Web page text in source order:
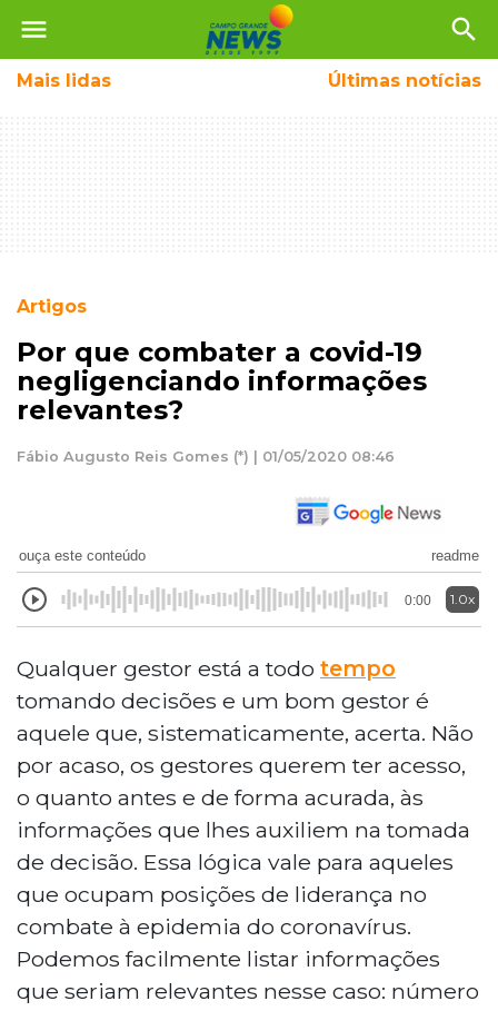
menu search
Mais lidas Últimas notícias
Artigos
Por que combater a covid-19
negligenciando informações
relevantes?
Fábio Augusto Reis Gomes (*) | 01/05/2020 08:46
ouça este conteúdo readme
0:00 1.0x
Qualquer gestor está a todo tempo
tomando decisões e um bom gestor é
aquele que, sistematicamente, acerta. Não
por acaso, os gestores querem ter acesso,
o quanto antes e de forma acurada, às
informações que lhes auxiliem na tomada
de decisão. Essa lógica vale para aqueles
que ocupam posições de liderança no
combate à epidemia do coronavírus.
Podemos facilmente listar informações
que seriam relevantes nesse caso: número